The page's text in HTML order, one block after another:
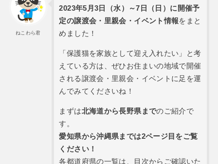
ねこわら君
2023年5月3日（水）～7日（日）に開催予
定の譲渡会・里親会・イベント情報をまと
めました！
「保護猫を家族として迎え入れたい」と考
えている方は、ぜひお住まいの地域で開催
される譲渡会・里親会・イベントに足を運
んでみてくださいね！
まずは北海道から長野県までのご紹介で
す。
愛知県から沖縄県までは2ページ目をご覧
ください！
各都道府県の一覧は、目次からご確認いた